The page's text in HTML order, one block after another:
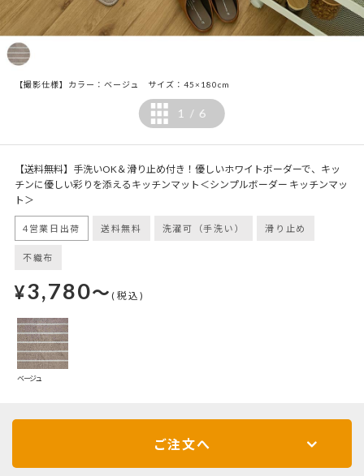
【撮影仕様】カラー：ベージュ サイズ：45×180cm
1 / 6
【送料無料】手洗いOK＆滑り止め付き！優しいホワイトボーダーで、キッ
チンに優しい彩りを添えるキッチンマット＜シンプルボーダー キッチンマッ
ト＞
4営業日出荷 送料無料 洗濯可（手洗い） 滑り止め
不織布
¥3,780～(税込)
ベージュ
ご注文へ